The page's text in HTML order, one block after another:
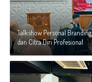
Talkshow Personal
dan Citra Diri Profesional